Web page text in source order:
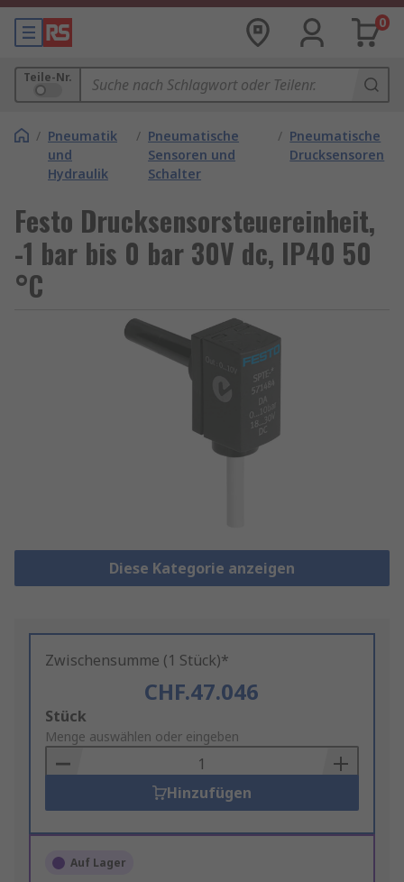
0
Teile-Nr.
/ Pneumatik
und
Hydraulik
/ Pneumatische
Sensoren und
Schalter
/ Pneumatische
Drucksensoren
Festo Drucksensorsteuereinheit,
-1 bar bis 0 bar 30V dc, IP40 50
°C
Diese Kategorie anzeigen
Zwischensumme (1 Stück)*
CHF.47.046
Add
to
Basket
Stück
Menge auswählen oder eingeben
Hinzufügen
Auf Lager